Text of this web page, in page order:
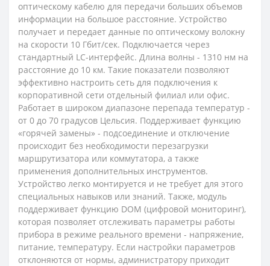
оптическому кабелю для передачи больших объемов
информации на большое расстояние. Устройство
получает и передает данные по оптическому волокну
на скорости 10 Гбит/сек. Подключается через
стандартный LC-интерфейс. Длина волны - 1310 нм на
расстояние до 10 км. Такие показатели позволяют
эффективно настроить сеть для подключения к
корпоративной сети отдельный филиал или офис.
Работает в широком диапазоне перепада температур -
от 0 до 70 градусов Цельсия. Поддерживает функцию
«горячей замены» - подсоединение и отключение
происходит без необходимости перезагрузки
маршрутизатора или коммутатора, а также
применения дополнительных инструментов.
Устройство легко монтируется и не требует для этого
специальных навыков или знаний. Также, модуль
поддерживает функцию DOM (цифровой мониторинг),
которая позволяет отслеживать параметры работы
прибора в режиме реального времени - напряжение,
питание, температуру. Если настройки параметров
отклоняются от нормы, администратору приходит